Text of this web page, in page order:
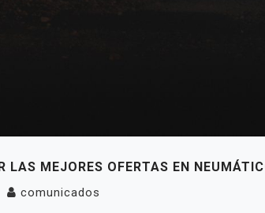
LAS MEJORES OFERTAS EN
comunicados